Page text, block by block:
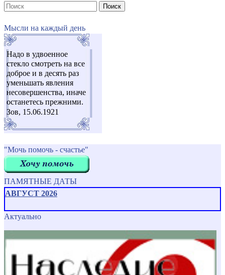
Поиск
Мысли на каждый день
Надо в удвоенное
стекло смотреть на все
доброе и в десять раз
уменьшать явления
несовершенства, иначе
останетесь прежними.
Зов, 15.06.1921
"Мочь помочь - счастье"
ПАМЯТНЫЕ ДАТЫ
АВГУСТ 2026
Актуально